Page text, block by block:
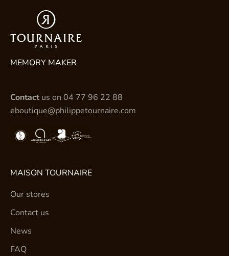
MEMORY MAKER
Contact us on 04 77 96 22 88
eboutique@philippetournaire.com
MAISON TOURNAIRE
Our stores
Contact us
News
FAQ